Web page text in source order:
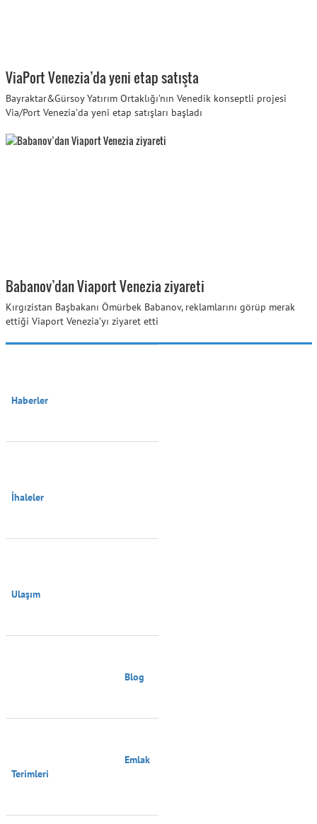
ViaPort Venezia’da yeni etap satışta
Bayraktar&Gürsoy Yatırım Ortaklığı’nın Venedik konseptli projesi
Via/Port Venezia’da yeni etap satışları başladı
Babanov’dan Viaport Venezia ziyareti
Kırgızistan Başbakanı Ömürbek Babanov, reklamlarını görüp merak
ettiği Viaport Venezia’yı ziyaret etti
Haberler
İhaleler
Ulaşım
Terimleri